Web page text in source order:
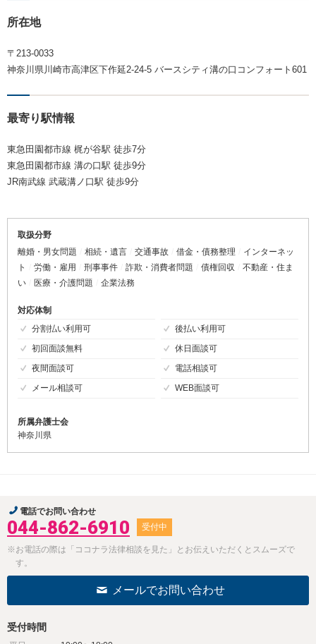
所在地
〒213-0033
神奈川県川崎市高津区下作延2-24-5 バースシティ溝の口コンフォート601
最寄り駅情報
東急田園都市線 梶が谷駅 徒歩7分
東急田園都市線 溝の口駅 徒歩9分
JR南武線 武蔵溝ノ口駅 徒歩9分
取扱分野
離婚・男女問題
相続・遺言 交通事故 借金・債務整理
インターネッ
ト
労働・雇用 刑事事件 詐欺・消費者問題 債権回収
不動産・住ま
い
医療・介護問題 企業法務
対応体制
分割払い利用可
後払い利用可
初回面談無料
休日面談可
夜間面談可
電話相談可
メール相談可
WEB面談可
所属弁護士会
神奈川県
電話でお問い合わせ
044-862-6910 受付中
※お電話の際は「ココナラ法律相談を見た」とお伝えいただくとスムーズで
す。
メールでお問い合わせ
受付時間